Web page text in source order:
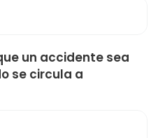
un accidente sea
se circula a